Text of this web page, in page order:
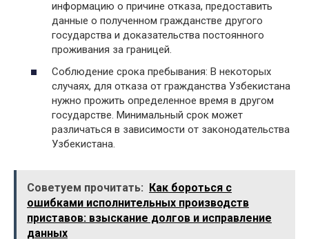
информацию о причине отказа, предоставить
данные о полученном гражданстве другого
государства и доказательства постоянного
проживания за границей.
Соблюдение срока пребывания: В некоторых
случаях, для отказа от гражданства Узбекистана
нужно прожить определенное время в другом
государстве. Минимальный срок может
различаться в зависимости от законодательства
Узбекистана.
Советуем прочитать: Как бороться с
ошибками исполнительных производств
приставов: взыскание долгов и исправление
данных